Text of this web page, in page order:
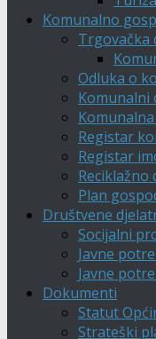
Komunalno
Trgovačka
Odluka o
Komunalni
Registar
Registar
Reciklažno
Plan
Društvene
Socijalni
Javne
Javne
Dokumenti
Statut
Strateški